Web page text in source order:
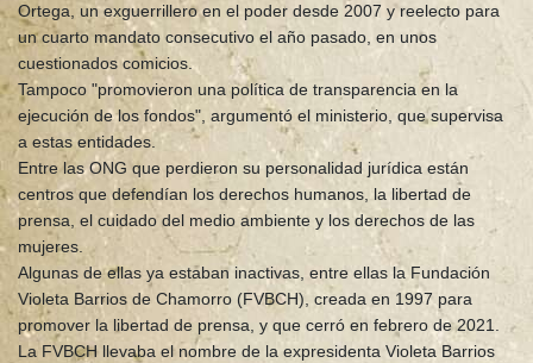
Ortega, un exguerrillero en el poder desde 2007 y reelecto para
un cuarto mandato consecutivo el año pasado, en unos
cuestionados comicios.
Tampoco "promovieron una política de transparencia en la
ejecución de los fondos", argumentó el ministerio, que supervisa
a estas entidades.
Entre las ONG que perdieron su personalidad jurídica están
centros que defendían los derechos humanos, la libertad de
prensa, el cuidado del medio ambiente y los derechos de las
mujeres.
Algunas de ellas ya estaban inactivas, entre ellas la Fundación
Violeta Barrios de Chamorro (FVBCH), creada en 1997 para
promover la libertad de prensa, y que cerró en febrero de 2021.
La FVBCH llevaba el nombre de la expresidenta Violeta Barrios